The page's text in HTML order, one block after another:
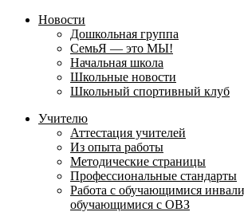
Новости
Дошкольная группа
СемьЯ — это МЫ!
Начальная школа
Школьные новости
Школьный спортивный клуб
Учителю
Аттестация учителей
Из опыта работы
Методические страницы
Профессиональные стандарты
Работа с обучающимися
обучающимися с ОВЗ